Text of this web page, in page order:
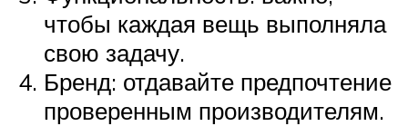
чтобы каждая вещь выполняла
свою задачу.
Бренд: отдавайте предпочтение
проверенным производителям.